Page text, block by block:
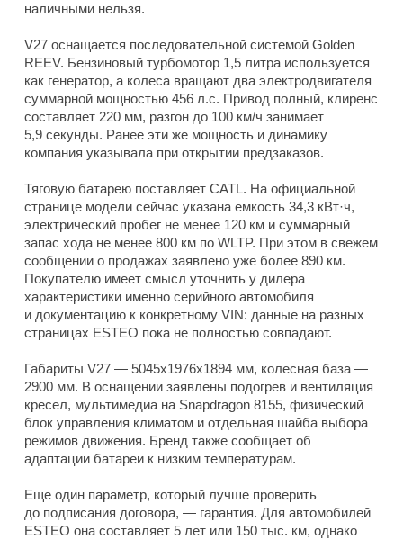
наличными нельзя.
V27 оснащается последовательной системой Golden
REEV. Бензиновый турбомотор 1,5 литра используется
как генератор, а колеса вращают два электродвигателя
суммарной мощностью 456 л.с. Привод полный, клиренс
составляет 220 мм, разгон до 100 км/ч занимает
5,9 секунды. Ранее эти же мощность и динамику
компания указывала при открытии предзаказов.
Тяговую батарею поставляет CATL. На официальной
странице модели сейчас указана емкость 34,3 кВт·ч,
электрический пробег не менее 120 км и суммарный
запас хода не менее 800 км по WLTP. При этом в свежем
сообщении о продажах заявлено уже более 890 км.
Покупателю имеет смысл уточнить у дилера
характеристики именно серийного автомобиля
и документацию к конкретному VIN: данные на разных
страницах ESTEO пока не полностью совпадают.
Габариты V27 — 5045x1976x1894 мм, колесная база —
2900 мм. В оснащении заявлены подогрев и вентиляция
кресел, мультимедиа на Snapdragon 8155, физический
блок управления климатом и отдельная шайба выбора
режимов движения. Бренд также сообщает об
адаптации батареи к низким температурам.
Еще один параметр, который лучше проверить
до подписания договора, — гарантия. Для автомобилей
ESTEO она составляет 5 лет или 150 тыс. км, однако